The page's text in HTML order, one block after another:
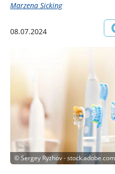
Marzena Sicking
08.07.2024
©Sergey Ryzhov - stock.adobe.com